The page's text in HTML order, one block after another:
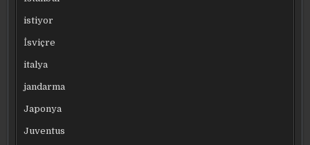
istiyor
İsviçre
italya
jandarma
Japonya
Juventus